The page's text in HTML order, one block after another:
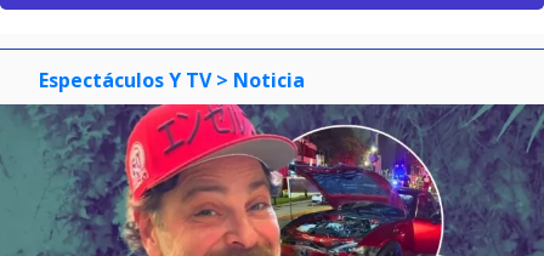
Espectáculos Y TV > Noticia